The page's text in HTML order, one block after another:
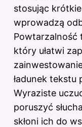
stosując
wprowadzą
Powtarzalność
który ułatwi
ładunek tekstu
Wyraziste
poruszyć
skłoni ich do